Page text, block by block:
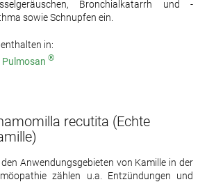
Bronchialkatarrh und -
sowie Schnupfen ein.
in:
Pulmosan ®
recutita (Echte
Anwendungsgebieten von Kamille in der
zählen u.a. Entzündungen und